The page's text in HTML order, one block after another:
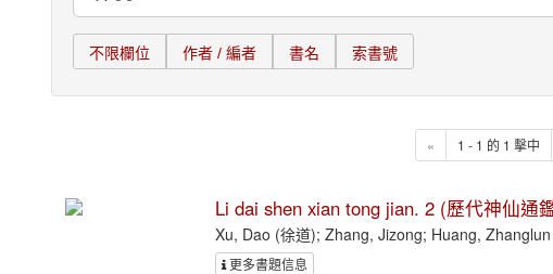
不限欄位 作者 / 編者 書名 索書號
« 1 - 1 的 1 擊中
Li dai shen xian tong jian. 2 (歷代神仙通
Xu, Dao (徐道); Zhang, Jizong; Huang, Zhanglun
更多書題信息